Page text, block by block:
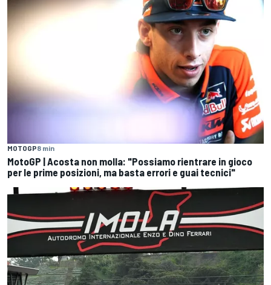
MOTOGP8 min
MotoGP | Acosta non molla: "Possiamo rientrare in gioco
per le prime posizioni, ma basta errori e guai tecnici"